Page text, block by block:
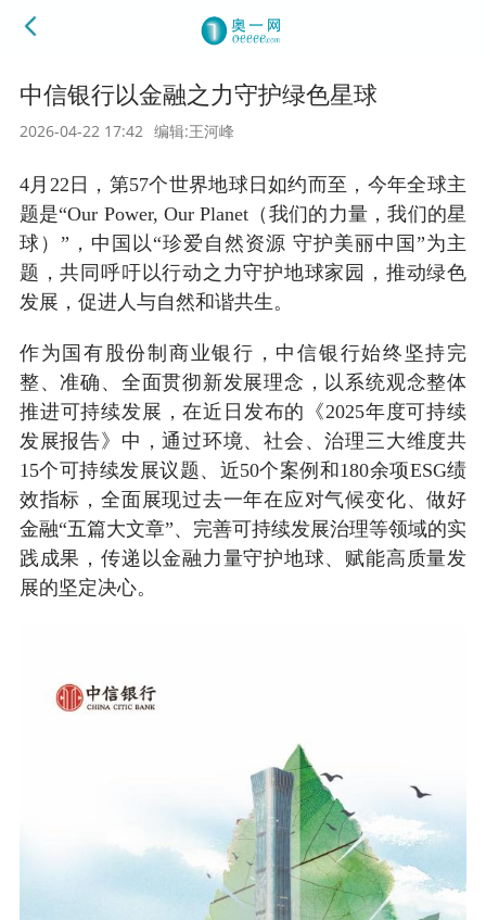
中信银行以金融之力守护绿色星球
2026-04-22 17:42 编辑:王河峰
4月22日，第57个世界地球日如约而至，今年全球主
题是“Our Power, Our Planet（我们的力量，我们的星
球） ” ，中国以“珍爱自然资源 守护美丽中国”为主
题，共同呼吁以行动之力守护地球家园，推动绿色
发展，促进人与自然和谐共生。
作为国有股份制商业银行，中信银行始终坚持完
整、准确、全面贯彻新发展理念，以系统观念整体
推进可持续发展，在近日发布的《2025年度可持续
发展报告》中，通过环境、社会、治理三大维度共
15个可持续发展议题、近50个案例和180余项ESG绩
效指标，全面展现过去一年在应对气候变化、做好
金融“五篇大文章”、完善可持续发展治理等领域的实
践成果，传递以金融力量守护地球、赋能高质量发
展的坚定决心。